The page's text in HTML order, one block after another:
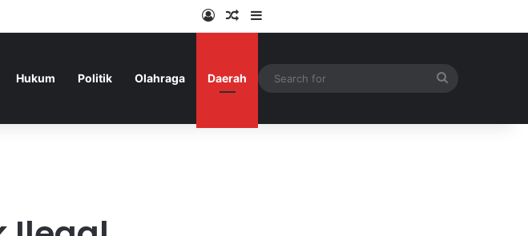
Log InRandom Article
Sidebar
Hukum Politik Olahraga Daerah